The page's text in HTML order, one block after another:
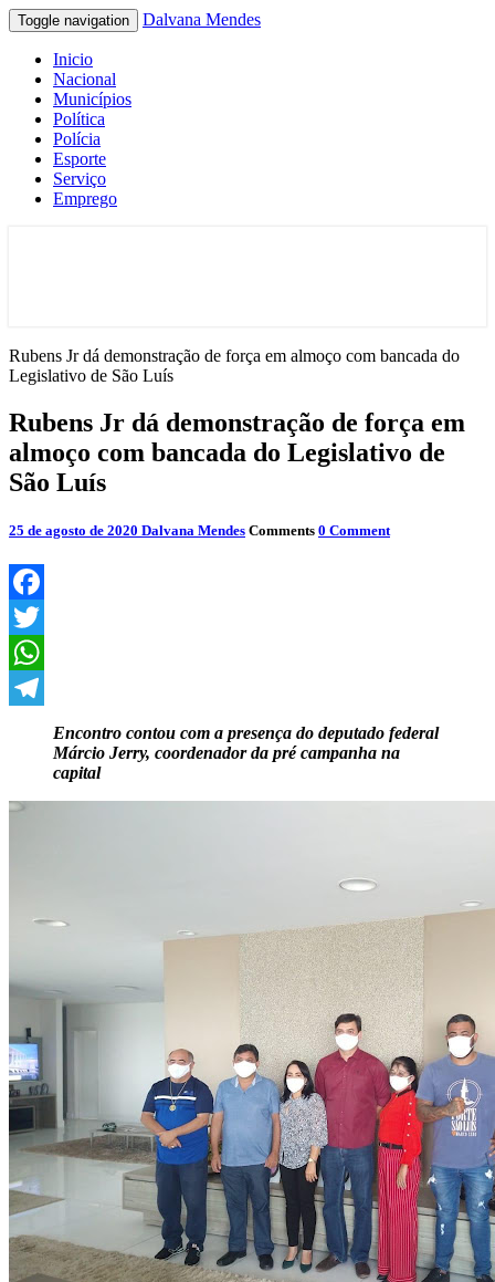
Toggle navigation Dalvana Mendes
Inicio
Nacional
Municípios
Política
Polícia
Esporte
Serviço
Emprego
Rubens Jr dá demonstração de força em almoço com bancada do
Legislativo de São Luís
Rubens Jr dá demonstração de força em
almoço com bancada do Legislativo de
São Luís
25 de agosto de 2020 Dalvana Mendes Comments 0 Comment
Facebook
Twitter
WhatsApp
Telegram
Encontro contou com a presença do deputado federal
Márcio Jerry, coordenador da pré campanha na
capital